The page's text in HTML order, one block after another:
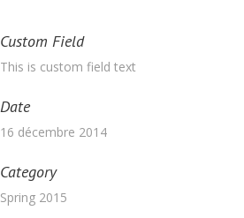
Custom Field
This is custom field text
Date
16 décembre 2014
Category
Spring 2015